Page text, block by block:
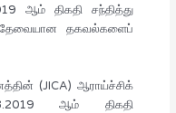
ஆம் திகதி சந்தித்து
தகவல்களைப்
(JICA) ஆராய்ச்சிக்
ஆம் திகதி